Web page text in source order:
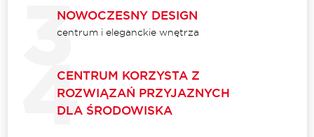
NOWOCZESNY DESIGN
centrum i eleganckie wnętrza
CENTRUM KORZYSTA Z
ROZWIĄZAŃ PRZYJAZNYCH
DLA ŚRODOWISKA